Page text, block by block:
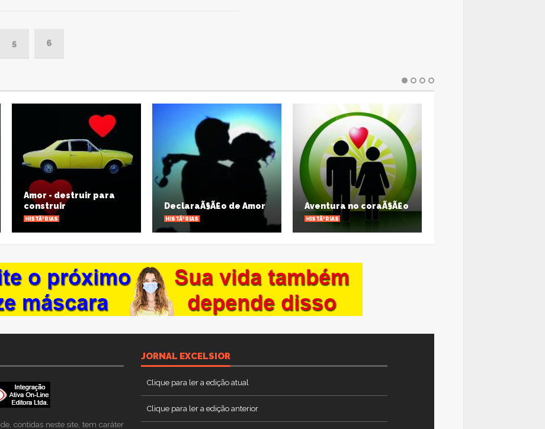
5 6
- destruir para
DeclaraÃ§Ã£o de Amor Aventura no coraÃ§Ã£o
HISTÃ³RIAS
Cinco maneiras de
contidas neste site, tem caráter
JORNAL EXCELSIOR
Clique para ler a edição atual
Clique para ler a edição anterior